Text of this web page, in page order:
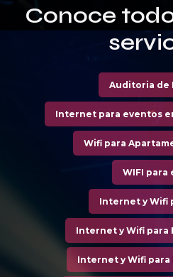
Conoce
Auditoria de
Internet para eventos
Wifi para
WIFI para
Internet y Wifi
Internet y Wifi para
Internet y Wifi para